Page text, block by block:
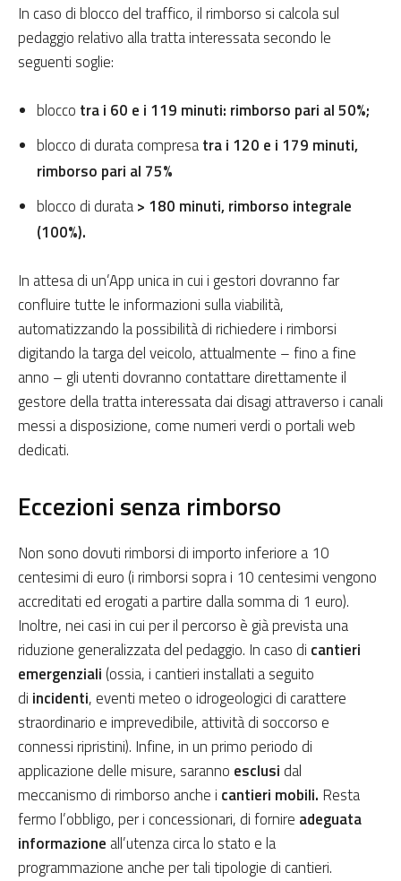
In caso di blocco del traffico, il rimborso si calcola sul
pedaggio relativo alla tratta interessata secondo le
seguenti soglie:
blocco tra i 60 e i 119 minuti: rimborso pari al 50%;
blocco di durata compresatra i 120 e i 179 minuti,
rimborso pari al 75%
blocco di durata> 180 minuti, rimborso integrale
(100%).
In attesa di un’App unica in cui i gestori dovranno far
confluire tutte le informazioni sulla viabilità,
automatizzando la possibilità di richiedere i rimborsi
digitando la targa del veicolo, attualmente – fino a fine
anno – gli utenti dovranno contattare direttamente il
gestore della tratta interessata dai disagi attraverso i canali
messi a disposizione, come numeri verdi o portali web
dedicati.
Eccezioni senza rimborso
Non sono dovuti rimborsi di importo inferiore a 10
centesimi di euro (i rimborsi sopra i 10 centesimi vengono
accreditati ed erogati a partire dalla somma di 1 euro).
Inoltre, nei casi in cui per il percorso è già prevista una
riduzione generalizzata del pedaggio. In caso di cantieri
emergenziali (ossia, i cantieri installati a seguito
di incidenti, eventi meteo o idrogeologici di carattere
straordinario e imprevedibile, attività di soccorso e
connessi ripristini). Infine, in un primo periodo di
applicazione delle misure, saranno esclusi dal
meccanismo di rimborso anche i cantieri mobili. Resta
fermo l’obbligo, per i concessionari, di fornire adeguata
informazione all’utenza circa lo stato e la
programmazione anche per tali tipologie di cantieri.